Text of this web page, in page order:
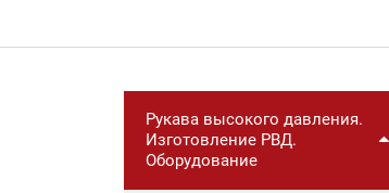
Рукава высокого давления.
Изготовление РВД.
Оборудование